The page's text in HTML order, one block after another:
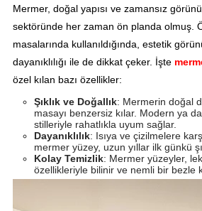
Mermer, doğal yapısı ve zamansız
sektöründe her zaman ön planda olmuş.
masalarında kullanıldığında, estetik
dayanıklılığı ile de dikkat çeker. İşte
özel kılan bazı özellikler:
Şıklık ve Doğallık: Mermerin doğal
masayı benzersiz kılar. Modern ya
stilleriyle rahatlıkla uyum sağlar.
Dayanıklılık: Isıya ve çizilmelere
mermer yüzey, uzun yıllar ilk günkü
Kolay Temizlik: Mermer yüzeyler,
özellikleriyle bilinir ve nemli bir bezle